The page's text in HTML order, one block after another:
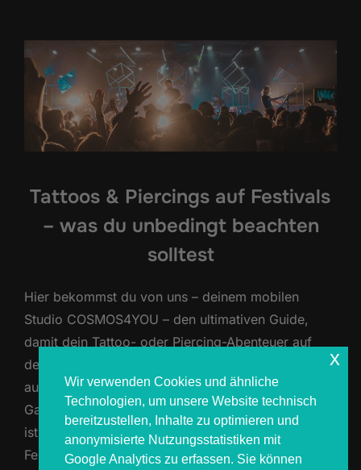
Tattoos & Piercings auf Festivals
– was du unbedingt beachten
solltest
Hier bekommst du von uns – deinem mobilen
Studio COSMOS4YOU – den ultimativen Guide,
damit dein Tattoo- oder Piercing-Abenteuer auf
dem Festival zu 100 % gelingt. Warum überhaupt
auf dem Festival tätowieren oder piercen lassen?
Ganz klar: weil’s verdammt nochmal unvergesslich
ist. Ein Tattoo oder Piercing, gestochen mitten im
Festivaltrubel, ist nicht einfach nur Schmuck …
Wir verwenden Cookies und ähnliche
Technologien, um unsere Website technisch
bereitzustellen, Inhalte zu optimieren und
anonymisierte Nutzungsstatistiken mit
Google Analytics zu erfassen. Sie können
x